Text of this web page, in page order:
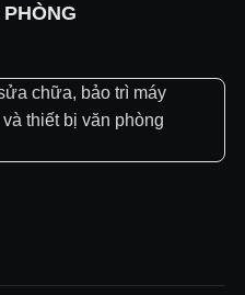
chữa, bảo trì máy
thiết bị văn phòng